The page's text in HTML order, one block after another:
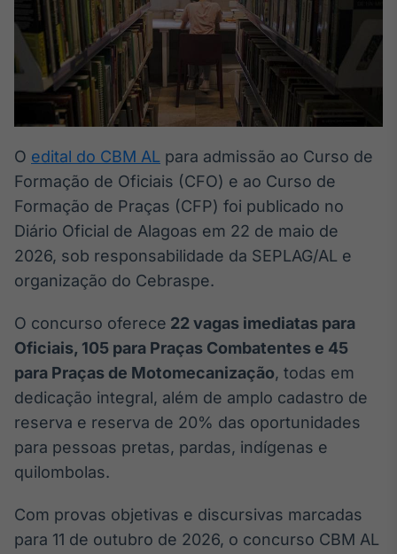
personalizados
Soluções de Dados
e Conteúdos
Broadcast
OTC
Plataforma para
ativos
Broadcast
Datafeed
APIs para
integração de
conteúdos e
Cotações e
headlines de
notícias
Componentes
para conteúdos e
funcionalidades
O edital do CBM AL para admissão ao Curso de
Formação de Oficiais (CFO) e ao Curso de
Formação de Praças (CFP) foi publicado no
Diário Oficial de Alagoas em 22 de maio de
2026, sob responsabilidade da SEPLAG/AL e
organização do Cebraspe.
O concurso oferece 22 vagas imediatas para
Oficiais, 105 para Praças Combatentes e 45
para Praças de Motomecanização, todas em
dedicação integral, além de amplo cadastro de
reserva e reserva de 20% das oportunidades
para pessoas pretas, pardas, indígenas e
quilombolas.
Com provas objetivas e discursivas marcadas
para 11 de outubro de 2026, o concurso CBM AL